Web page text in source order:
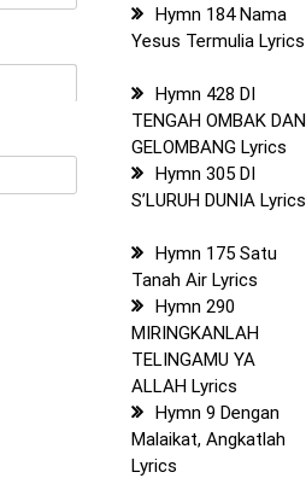
Hymn 184 Nama
Yesus Termulia Lyrics
Hymn 428 DI
TENGAH OMBAK DAN
GELOMBANG Lyrics
Hymn 305 DI
S’LURUH DUNIA Lyrics
Hymn 175 Satu
Tanah Air Lyrics
Hymn 290
MIRINGKANLAH
TELINGAMU YA
ALLAH Lyrics
Hymn 9 Dengan
Malaikat, Angkatlah
Lyrics